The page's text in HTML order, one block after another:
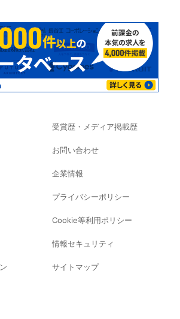
受賞歴・メディア掲載歴
お問い合わせ
企業情報
プライバシーポリシー
Cookie等利用ポリシー
情報セキュリティ
サイトマップ